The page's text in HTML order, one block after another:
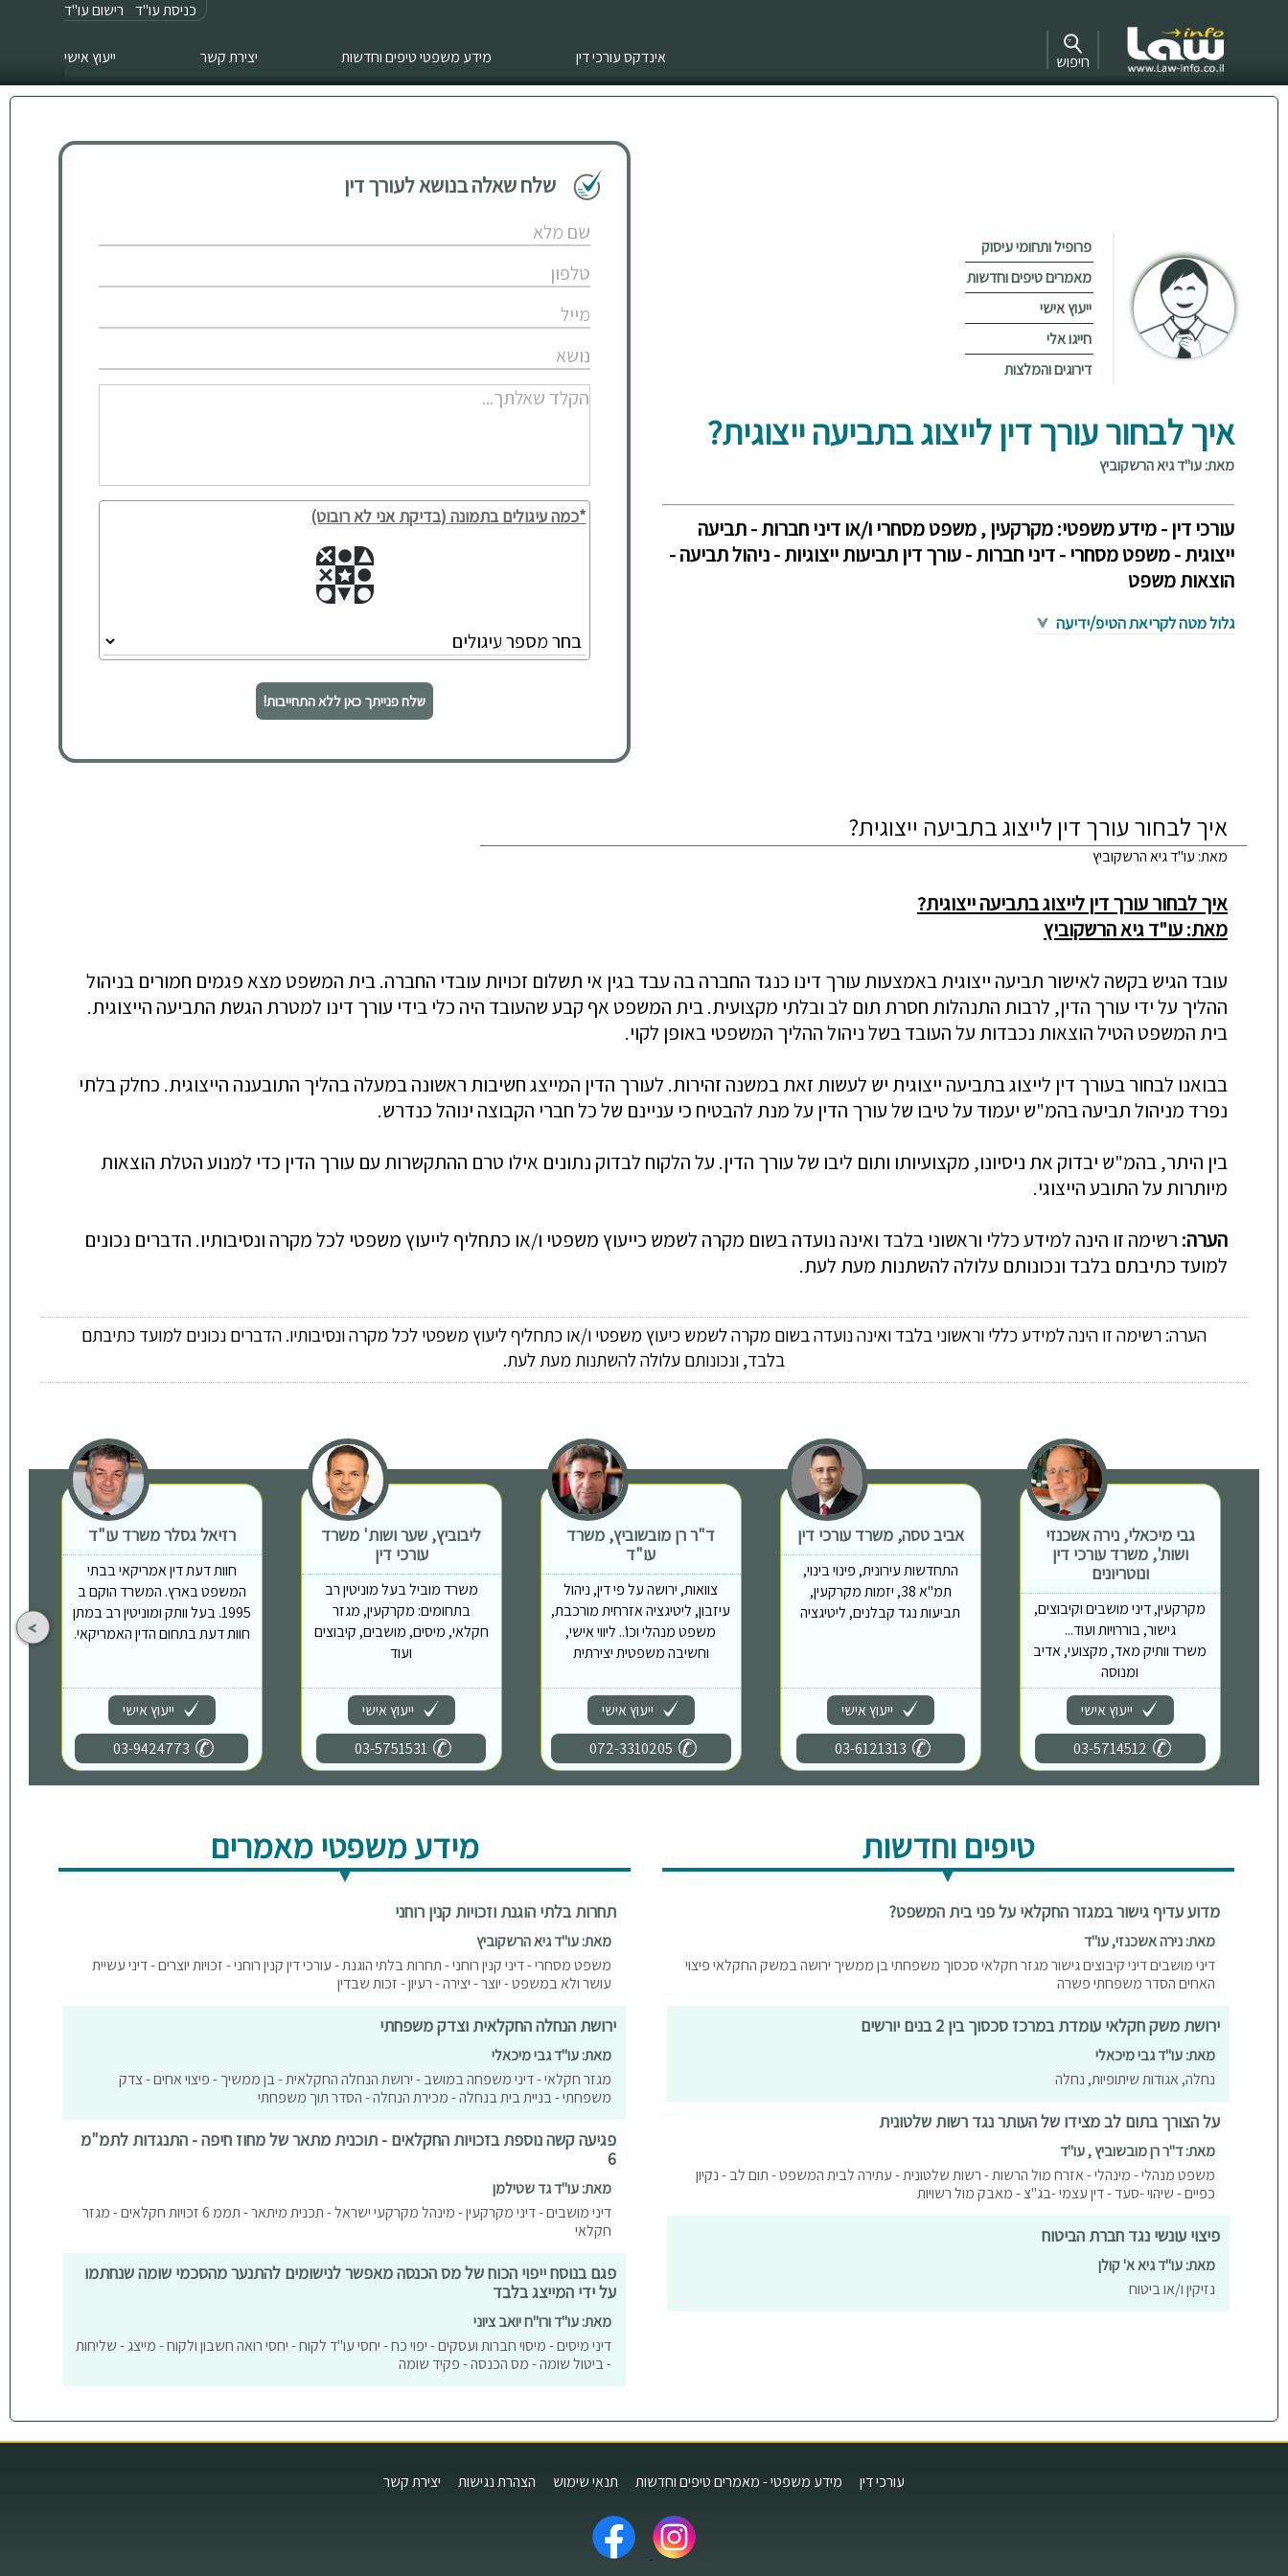
כניסת עו"ד רישום עו"ד
אינדקס עורכי דין מידע משפטי טיפים וחדשות יצירת קשר ייעוץ אישי חיפוש
פרופיל ותחומי עיסוק
מאמרים טיפים וחדשות
ייעוץ אישי
חייגו אלי
דירוגים והמלצות
איך לבחור עורך דין לייצוג בתביעה ייצוגית?
מאת: עו"ד גיא הרשקוביץ
עורכי דין - מידע משפטי: מקרקעין , משפט מסחרי ו/או דיני חברות - תביעה
ייצוגית - משפט מסחרי - דיני חברות - עורך דין תביעות ייצוגיות - ניהול תביעה -
הוצאות משפט
גלול מטה לקריאת הטיפ/ידיעה
שלח שאלה בנושא לעורך דין
*כמה עיגולים בתמונה (בדיקת אני לא רובוט)
שלח פנייתך כאן ללא התחייבות!
איך לבחור עורך דין לייצוג בתביעה ייצוגית?
מאת: עו"ד גיא הרשקוביץ
איך לבחור עורך דין לייצוג בתביעה ייצוגית?
מאת: עו"ד גיא הרשקוביץ
עובד הגיש בקשה לאישור תביעה ייצוגית באמצעות עורך דינו כנגד החברה בה עבד בגין אי תשלום זכויות עובדי החברה. בית המשפט מצא פגמים חמורים בניהול
ההליך על ידי עורך הדין, לרבות התנהלות חסרת תום לב ובלתי מקצועית. בית המשפט אף קבע שהעובד היה כלי בידי עורך דינו למטרת הגשת התביעה הייצוגית.
בית המשפט הטיל הוצאות נכבדות על העובד בשל ניהול ההליך המשפטי באופן לקוי.
בבואנו לבחור בעורך דין לייצוג בתביעה ייצוגית יש לעשות זאת במשנה זהירות. לעורך הדין המייצג חשיבות ראשונה במעלה בהליך התובענה הייצוגית. כחלק בלתי
נפרד מניהול תביעה בהמ"ש יעמוד על טיבו של עורך הדין על מנת להבטיח כי עניינם של כל חברי הקבוצה ינוהל כנדרש.
בין היתר, בהמ"ש יבדוק את ניסיונו, מקצועיותו ותום ליבו של עורך הדין. על הלקוח לבדוק נתונים אילו טרם ההתקשרות עם עורך הדין כדי למנוע הטלת הוצאות
מיותרות על התובע הייצוגי.
הערה: רשימה זו הינה למידע כללי וראשוני בלבד ואינה נועדה בשום מקרה לשמש כייעוץ משפטי ו/או כתחליף לייעוץ משפטי לכל מקרה ונסיבותיו. הדברים נכונים
למועד כתיבתם בלבד ונכונותם עלולה להשתנות מעת לעת.
הערה: רשימה זו הינה למידע כללי וראשוני בלבד ואינה נועדה בשום מקרה לשמש כיעוץ משפטי ו/או כתחליף ליעוץ משפטי לכל מקרה ונסיבותיו. הדברים נכונים למועד כתיבתם
בלבד, ונכונותם עלולה להשתנות מעת לעת.
גבי מיכאלי, נירה אשכנזי
ושות', משרד עורכי דין
ונוטריונים
מקרקעין, דיני מושבים וקיבוצים,
גישור, בוררויות ועוד...
משרד וותיק מאד, מקצועי, אדיב
ומנוסה
ייעוץ אישי
03-5714512
אביב טסה, משרד עורכי דין
התחדשות עירונית, פינוי בינוי,
תמ"א 38, יזמות מקרקעין,
תביעות נגד קבלנים, ליטיגציה
ייעוץ אישי
03-6121313
ד"ר רן מובשוביץ, משרד
עו"ד
צוואות, ירושה על פי דין, ניהול
עיזבון, ליטיגציה אזרחית מורכבת,
משפט מנהלי וכו'.. ליווי אישי,
וחשיבה משפטית יצירתית
ייעוץ אישי
072-3310205
ליבוביץ, שער ושות' משרד
עורכי דין
משרד מוביל בעל מוניטין רב
בתחומים: מקרקעין, מגזר
חקלאי, מיסים, מושבים, קיבוצים
ועוד
ייעוץ אישי
03-5751531
רזיאל גסלר משרד עו"ד
חוות דעת דין אמריקאי בבתי
המשפט בארץ. המשרד הוקם ב
1995. בעל וותק ומוניטין רב במתן
חוות דעת בתחום הדין האמריקאי.
ייעוץ אישי
03-9424773
טיפים וחדשות
מדוע עדיף גישור במגזר החקלאי על פני בית המשפט?
מאת: נירה אשכנזי, עו"ד
דיני מושבים דיני קיבוצים גישור מגזר חקלאי סכסוך משפחתי בן ממשיך ירושה במשק החקלאי פיצוי
האחים הסדר משפחתי פשרה
ירושת משק חקלאי עומדת במרכז סכסוך בין 2 בנים יורשים
מאת: עו"ד גבי מיכאלי
נחלה, אגודות שיתופיות, נחלה
על הצורך בתום לב מצידו של העותר נגד רשות שלטונית
מאת: ד"ר רן מובשוביץ , עו"ד
משפט מנהלי - מינהלי - אזרח מול הרשות - רשות שלטונית - עתירה לבית המשפט - תום לב - נקיון
כפיים - שיהוי -סעד - דין עצמי -בג"צ - מאבק מול רשויות
פיצוי עונשי נגד חברת הביטוח
מאת: עו"ד גיא א' קולן
נזיקין ו/או ביטוח
מידע משפטי מאמרים
תחרות בלתי הוגנת וזכויות קנין רוחני
מאת: עו"ד גיא הרשקוביץ
משפט מסחרי - דיני קנין רוחני - תחרות בלתי הוגנת - עורכי דין קנין רוחני - זכויות יוצרים - דיני עשיית
עושר ולא במשפט - יוצר - יצירה - רעיון - זכות שבדין
ירושת הנחלה החקלאית וצדק משפחתי
מאת: עו"ד גבי מיכאלי
מגזר חקלאי - דיני משפחה במושב - ירושת הנחלה החקלאית - בן ממשיך - פיצוי אחים - צדק
משפחתי - בניית בית בנחלה - מכירת הנחלה - הסדר תוך משפחתי
פגיעה קשה נוספת בזכויות החקלאים - תוכנית מתאר של מחוז חיפה - התנגדות לתמ"מ
6
מאת: עו"ד גד שטילמן
דיני מושבים - דיני מקרקעין - מינהל מקרקעי ישראל - תכנית מיתאר - תממ 6 זכויות חקלאים - מגזר
חקלאי
פגם בנוסח ייפוי הכוח של מס הכנסה מאפשר לנישומים להתנער מהסכמי שומה שנחתמו
על ידי המייצג בלבד
מאת: עו"ד ורו"ח יואב ציוני
דיני מיסים - מיסוי חברות ועסקים - יפוי כח - יחסי עו"ד לקוח - יחסי רואה חשבון ולקוח - מייצג - שליחות
- ביטול שומה - מס הכנסה - פקיד שומה
עורכי דין מידע משפטי - מאמרים טיפים וחדשות תנאי שימוש הצהרת נגישות יצירת קשר